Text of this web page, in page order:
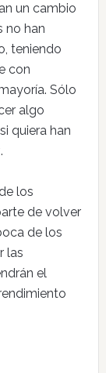
un cambio
no han
teniendo
con
Sólo
algo
quiera han
los
de volver
de los
las
el